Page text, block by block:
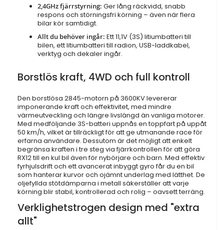
2,4GHz fjärrstyrning: Ger lång räckvidd, snabb
respons och störningsfri körning – även när flera
bilar kör samtidigt.
Allt du behöver ingår: Ett 11,1V (3S) litiumbatteri till
bilen, ett litiumbatteri till radion, USB-laddkabel,
verktyg och dekaler ingår.
Borstlös kraft, 4WD och full kontroll
Den borstlösa 2845-motorn på 3600KV levererar
imponerande kraft och effektivitet, med mindre
värmeutveckling och längre livslängd än vanliga motorer.
Med medföljande 3S-batteri uppnås en toppfart på uppåt
50 km/h, vilket är tillräckligt för att ge utmanande race för
erfarna användare. Dessutom är det möjligt att enkelt
begränsa kraften i tre steg via fjärrkontrollen för att göra
RX12 till en kul bil även för nybörjare och barn. Med effektiv
fyrhjulsdrift och ett avancerat inbyggt gyro får du en bil
som hanterar kurvor och ojämnt underlag med lätthet. De
oljefyllda stötdämparna i metall säkerställer att varje
körning blir stabil, kontrollerad och rolig – oavsett terräng.
Verklighetstrogen design med "extra
allt"